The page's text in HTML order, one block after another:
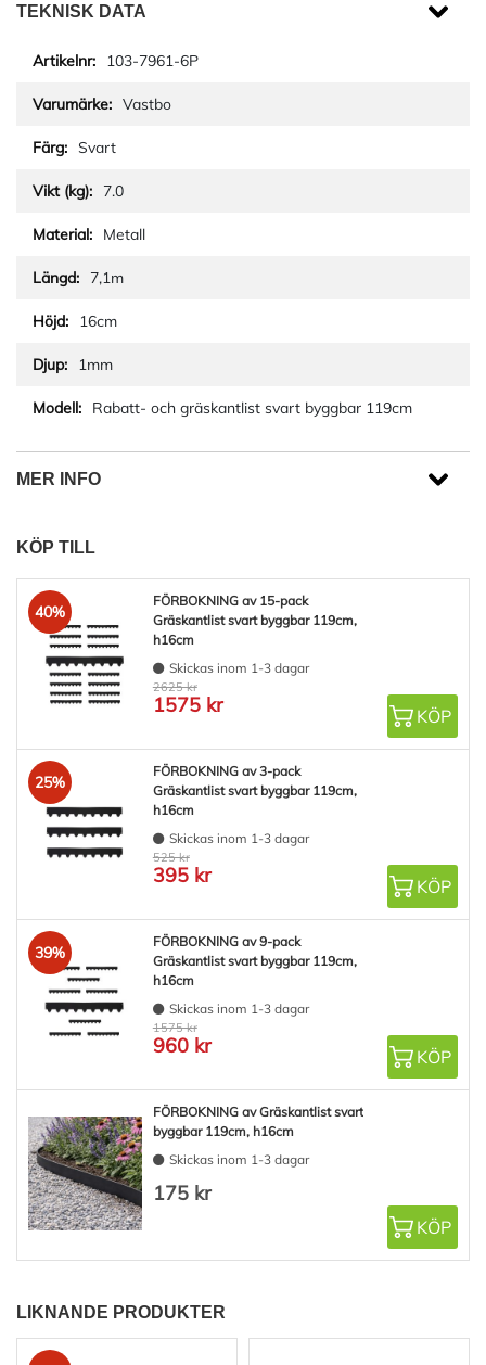
TEKNISK DATA
103-7961-6P
Vastbo
Svart
7.0
Metall
7,1m
16cm
1mm
Rabatt- och gräskantlist svart byggbar 119cm
MER INFO
KÖP TILL
40%
FÖRBOKNING av 15-pack
Gräskantlist svart byggbar 119cm,
h16cm
Skickas inom 1-3 dagar
2625 kr
1575 kr KÖP
25%
FÖRBOKNING av 3-pack
Gräskantlist svart byggbar 119cm,
h16cm
Skickas inom 1-3 dagar
525 kr
395 kr KÖP
39%
FÖRBOKNING av 9-pack
Gräskantlist svart byggbar 119cm,
h16cm
Skickas inom 1-3 dagar
1575 kr
960 kr KÖP
FÖRBOKNING av Gräskantlist svart
byggbar 119cm, h16cm
Skickas inom 1-3 dagar
175 kr
KÖP
LIKNANDE PRODUKTER